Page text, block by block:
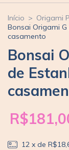
Início > Origami
Bonsai Origami
casamento
Bonsai
de
12 x de